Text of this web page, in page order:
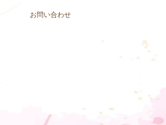
お問い合わせ